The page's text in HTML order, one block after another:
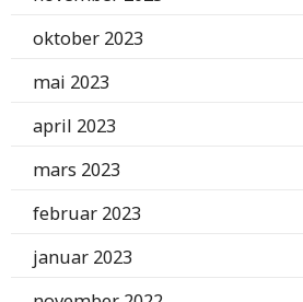
oktober 2023
mai 2023
april 2023
mars 2023
februar 2023
januar 2023